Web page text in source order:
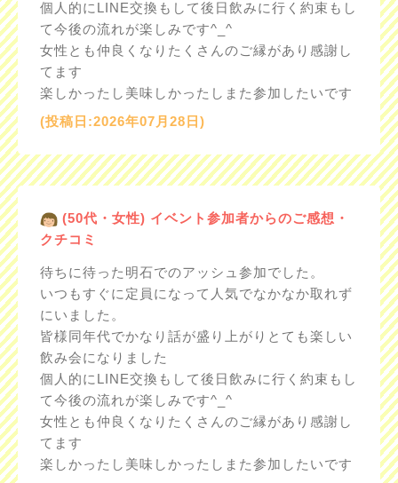
個人的にLINE交換もして後日飲みに行く約束もし
て今後の流れが楽しみです^_^
女性とも仲良くなりたくさんのご縁があり感謝し
てます
楽しかったし美味しかったしまた参加したいです
(投稿日:2026年07月28日)
(50代・女性) イベント参加者からのご感想・
クチコミ
待ちに待った明石でのアッシュ参加でした。
いつもすぐに定員になって人気でなかなか取れず
にいました。
皆様同年代でかなり話が盛り上がりとても楽しい
飲み会になりました
個人的にLINE交換もして後日飲みに行く約束もし
て今後の流れが楽しみです^_^
女性とも仲良くなりたくさんのご縁があり感謝し
てます
楽しかったし美味しかったしまた参加したいです